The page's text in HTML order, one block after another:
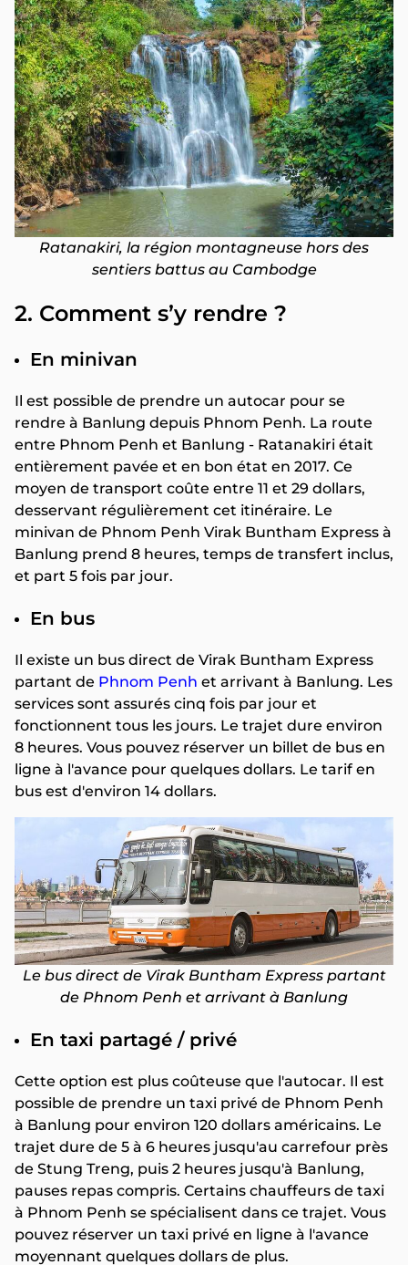
Ratanakiri, la région montagneuse hors des
sentiers battus au Cambodge
2. Comment s’y rendre ?
En minivan
Il est possible de prendre un autocar pour se
rendre à Banlung depuis Phnom Penh. La route
entre Phnom Penh et Banlung - Ratanakiri était
entièrement pavée et en bon état en 2017. Ce
moyen de transport coûte entre 11 et 29 dollars,
desservant régulièrement cet itinéraire. Le
minivan de Phnom Penh Virak Buntham Express à
Banlung prend 8 heures, temps de transfert inclus,
et part 5 fois par jour.
En bus
Il existe un bus direct de Virak Buntham Express
partant de Phnom Penh et arrivant à Banlung. Les
services sont assurés cinq fois par jour et
fonctionnent tous les jours. Le trajet dure environ
8 heures. Vous pouvez réserver un billet de bus en
ligne à l'avance pour quelques dollars. Le tarif en
bus est d'environ 14 dollars.
Le bus direct de Virak Buntham Express partant
de Phnom Penh et arrivant à Banlung
En taxi partagé / privé
Cette option est plus coûteuse que l'autocar. Il est
possible de prendre un taxi privé de Phnom Penh
à Banlung pour environ 120 dollars américains. Le
trajet dure de 5 à 6 heures jusqu'au carrefour près
de Stung Treng, puis 2 heures jusqu'à Banlung,
pauses repas compris. Certains chauffeurs de taxi
à Phnom Penh se spécialisent dans ce trajet. Vous
pouvez réserver un taxi privé en ligne à l'avance
moyennant quelques dollars de plus.